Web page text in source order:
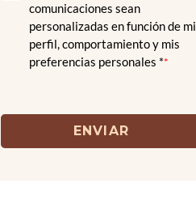
comunicaciones sean
personalizadas en función de mi
perfil, comportamiento y mis
preferencias personales **
ENVIAR